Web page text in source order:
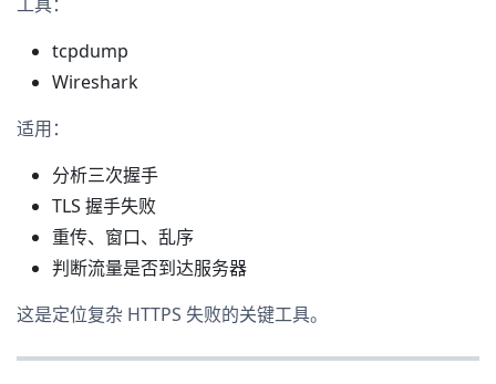
tcpdump
Wireshark
适用：
分析三次握手
TLS 握手失败
重传、窗口、乱序
判断流量是否到达服务器
这是定位复杂 HTTPS 失败的关键工具。